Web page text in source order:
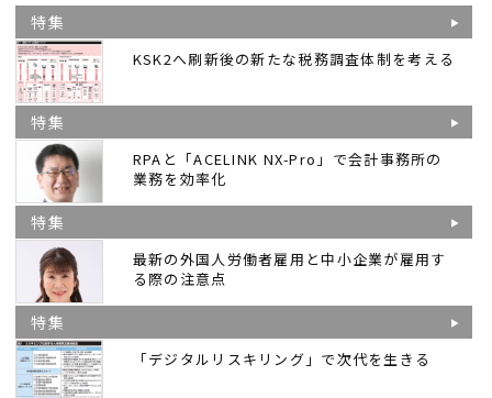
特集
KSK2へ刷新後の新たな税務調査体制を考える
特集
RPAと「ACELINK NX-Pro」で会計事務所の
業務を効率化
特集
最新の外国人労働者雇用と中小企業が雇用す
る際の注意点
特集
「デジタルリスキリング」で次代を生きる